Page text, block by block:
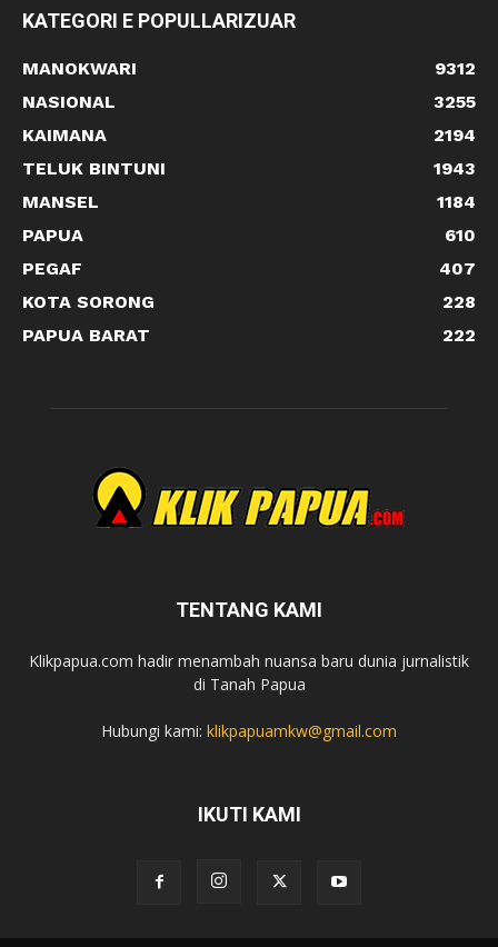
KATEGORI E POPULLARIZUAR
MANOKWARI
9312
NASIONAL
3255
KAIMANA
2194
TELUK BINTUNI
1943
MANSEL
1184
PAPUA
610
PEGAF
407
KOTA SORONG
228
PAPUA BARAT
222
TENTANG KAMI
Klikpapua.com hadir menambah nuansa baru dunia jurnalistik
di Tanah Papua
Hubungi kami: klikpapuamkw@gmail.com
IKUTI KAMI